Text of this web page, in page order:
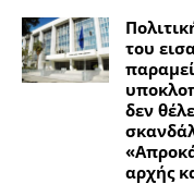
του
δεν
αρχής